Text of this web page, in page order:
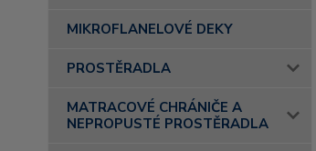
MIKROFLANELOVÉ DEKY
PROSTĚRADLA
MATRACOVÉ CHRÁNIČE A
NEPROPUSTÉ PROSTĚRADLA